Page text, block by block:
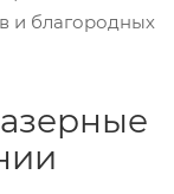
и благородных